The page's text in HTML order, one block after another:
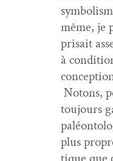
même, je
pri­sait
à
Notons,
tou­jours
plus